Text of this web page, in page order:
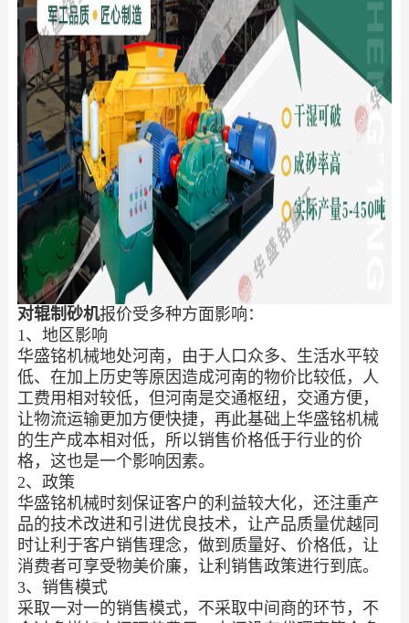
对辊制砂机报价受多种方面影响：
1、地区影响
华盛铭机械地处河南，由于人口众多、生活水平较
低、在加上历史等原因造成河南的物价比较低，人
工费用相对较低，但河南是交通枢纽，交通方便，
让物流运输更加方便快捷，再此基础上华盛铭机械
的生产成本相对低，所以销售价格低于行业的价
格，这也是一个影响因素。
2、政策
华盛铭机械时刻保证客户的利益较大化，还注重产
品的技术改进和引进优良技术，让产品质量优越同
时让利于客户销售理念，做到质量好、价格低，让
消费者可享受物美价廉，让利销售政策进行到底。
3、销售模式
采取一对一的销售模式，不采取中间商的环节，不